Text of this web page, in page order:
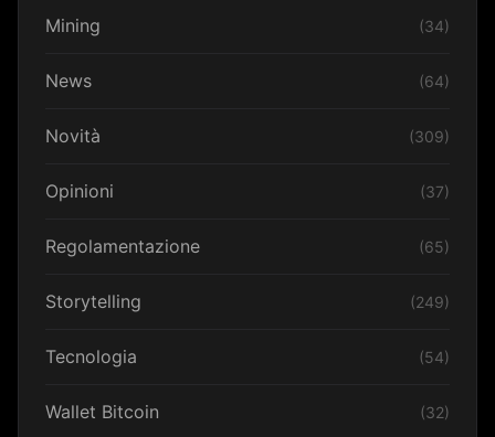
Mining (34)
News (64)
Novità (309)
Opinioni (37)
Regolamentazione (65)
Storytelling (249)
Tecnologia (54)
Wallet Bitcoin (32)